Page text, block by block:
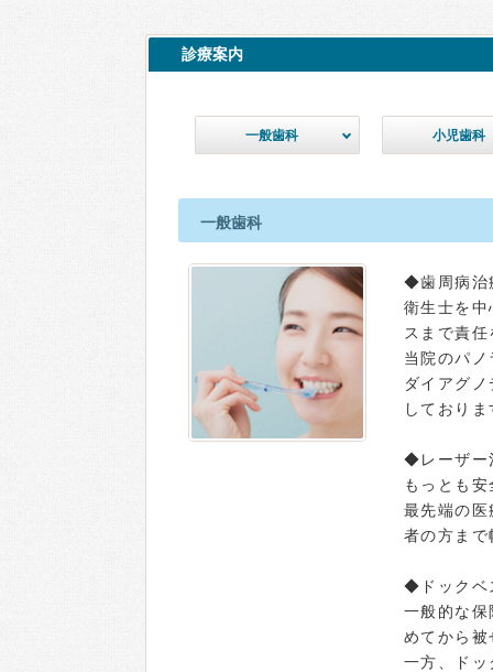
診療案内
一般歯科 小児歯科
一般歯科
◆歯周病治
衛生士を
スまで責
当院のパ
ダイアグ
しており
◆レーザー
もっとも
最先端の
者の方ま
◆ドックベ
一般的な
めてから
一方、ド